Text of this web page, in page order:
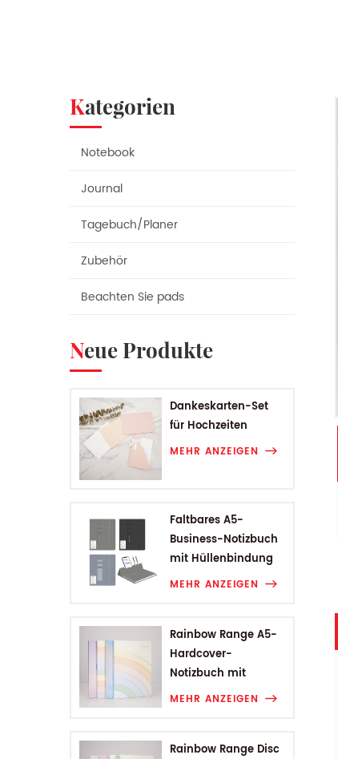
Kategorien
Notebook
Journal
Tagebuch/Planer
Zubehör
Beachten Sie pads
Neue Produkte
Dankeskarten-Set
für Hochzeiten
MEHR ANZEIGEN
Faltbares A5-
Business-Notizbuch
mit Hüllenbindung
MEHR ANZEIGEN
Rainbow Range A5-
Hardcover-
Notizbuch mit
Hüllenbindung
MEHR ANZEIGEN
Rainbow Range Disc